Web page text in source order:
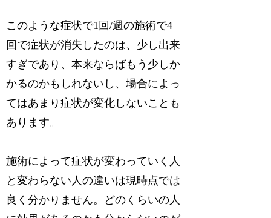
このような症状で1回/週の施術で4
回で症状が消失したのは、少し出来
すぎであり、本来ならばもう少しか
かるのかもしれないし、場合によっ
てはあまり症状が変化しないことも
あります。
施術によって症状が変わっていく人
と変わらない人の違いは現時点では
良く分かりません。どのくらいの人